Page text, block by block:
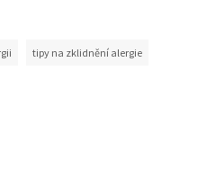
tipy na zklidnění alergie